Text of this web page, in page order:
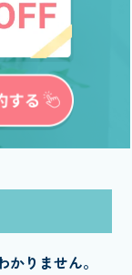
りません。